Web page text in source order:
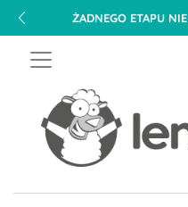
DARMOWA DOSTAWA